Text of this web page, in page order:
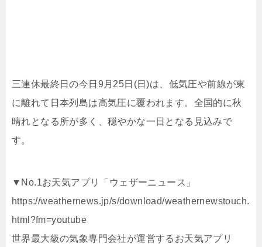
三連休最終日の今日9月25日(日)は、低気圧や前線が東
に離れて日本列島は高気圧に覆われます。全国的に秋
晴れとなる所が多く、穏やかな一日となる見込みで
す。
▼No.1お天気アプリ「ウェザーニュース」
https://weathernews.jp/s/download/weathernewstouch.
html?fm=youtube
世界最大級の気象専門会社が運営するお天気アプリ